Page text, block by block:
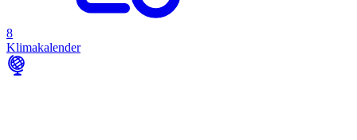
8
Klimakalender